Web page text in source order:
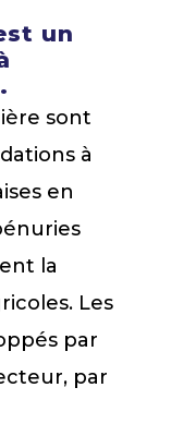
un
sont
à
en
la
Les
par
par